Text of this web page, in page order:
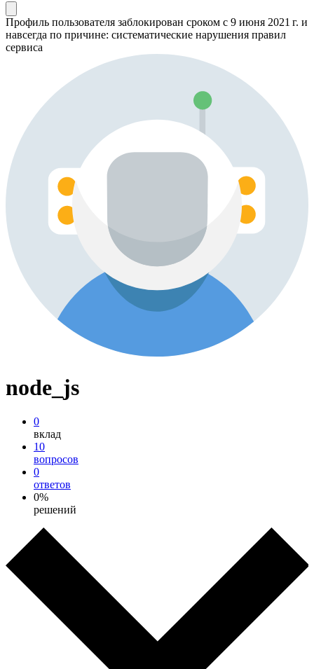
Профиль пользователя заблокирован сроком с 9 июня 2021 г. и
навсегда по причине: систематические нарушения правил
сервиса
node_js
0
вклад
10
вопросов
0
ответов
0%
решений